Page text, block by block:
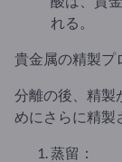
れる。
貴金属の精製プ
分離の後、精製
めにさらに精製
蒸留：